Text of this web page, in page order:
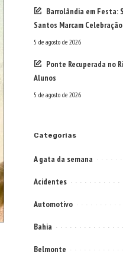
Barrolândia em Festa:
Santos Marcam
5 de agosto de 2026
Ponte Recuperada no
Alunos
5 de agosto de 2026
Categorias
A gata da semana
Acidentes
Automotivo
Bahia
Belmonte